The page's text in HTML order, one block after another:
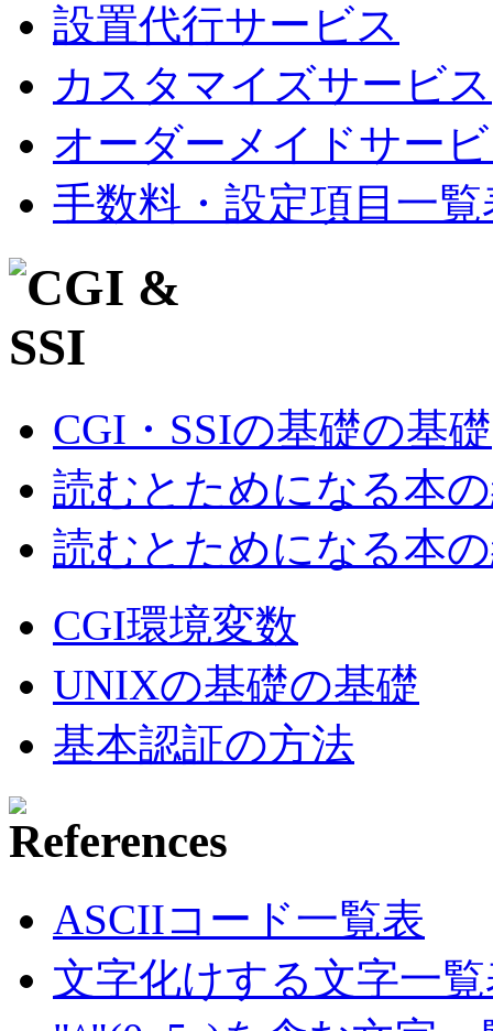
設置代行サービス
カスタマイズサービス
オーダーメイドサー
手数料・設定項目一覧
CGI・SSIの基礎の基礎
読むとためになる本
読むとためになる本
CGI環境変数
UNIXの基礎の基礎
基本認証の方法
ASCIIコード一覧表
文字化けする文字一